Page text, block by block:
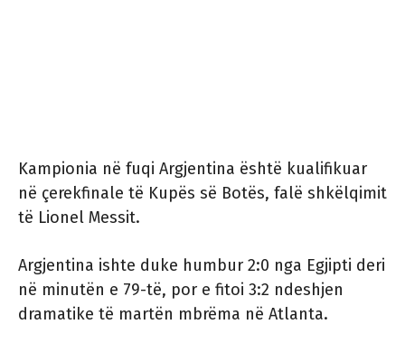
Kampionia në fuqi Argjentina është kualifikuar
në çerekfinale të Kupës së Botës, falë shkëlqimit
të Lionel Messit.
Argjentina ishte duke humbur 2:0 nga Egjipti deri
në minutën e 79-të, por e fitoi 3:2 ndeshjen
dramatike të martën mbrëma në Atlanta.